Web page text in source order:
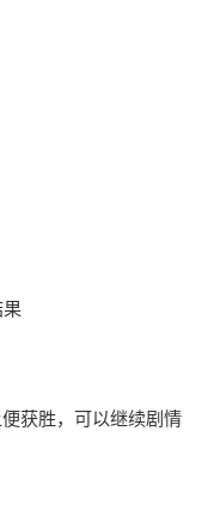
果
获胜，可以继续剧情